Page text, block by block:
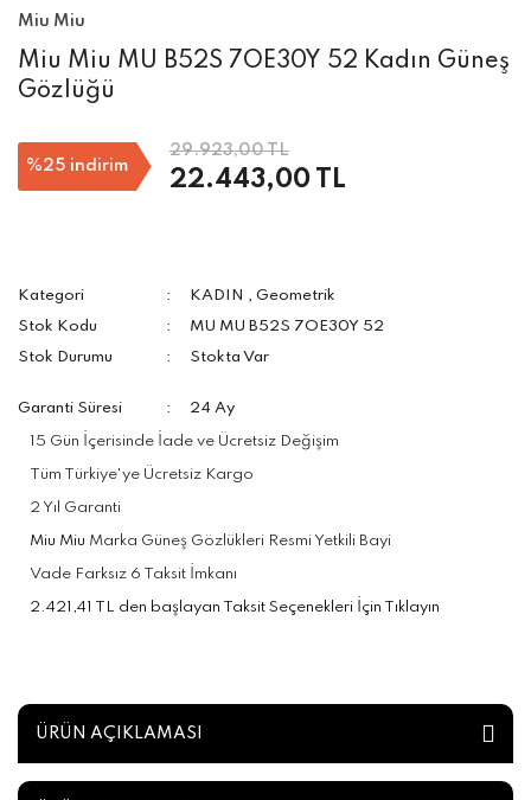
Miu Miu
Miu Miu MU B52S 7OE30Y 52 Kadın Güneş
Gözlüğü
%25 indirim
29.923,00 TL
22.443,00 TL
Kategori KADIN ,Geometrik
Stok Kodu
MU MU B52S 7OE30Y 52
Stok Durumu
Stokta Var
Garanti Süresi 24 Ay
15 Gün İçerisinde İade ve Ücretsiz Değişim
Tüm Türkiye'ye Ücretsiz Kargo
2 Yıl Garanti
Miu Miu Marka Güneş Gözlükleri Resmi Yetkili Bayi
Vade Farksız 6 Taksit İmkanı
2.421,41 TL den başlayan Taksit Seçenekleri İçin Tıklayın
ÜRÜN AÇIKLAMASI